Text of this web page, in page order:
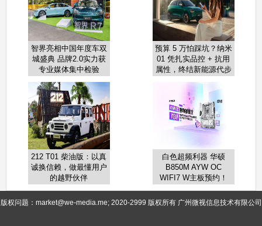
智界亮相中国年度车双
城盛典 品牌2.0实力获
专业媒体集中检验
预算 5 万怕踩坑？纳米
01 凭扎实品控 + 抗用
属性，终结新能源代步
212 T01 柴油版：以真
诚换信赖，做最懂用户
的越野伙伴
白色超频利器 华硕
B850M AYW OC
WIFI7 W主板预约！
版权问题：market@we-media.me; 2020-2999 版权所有 广州微视信息技术有限公司